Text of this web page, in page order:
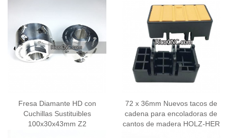
Fresa Diamante HD con
Cuchillas Sustituibles
100x30x43mm Z2
72 x 36mm Nuevos tacos de
cadena para encoladoras de
cantos de madera HOLZ-HER